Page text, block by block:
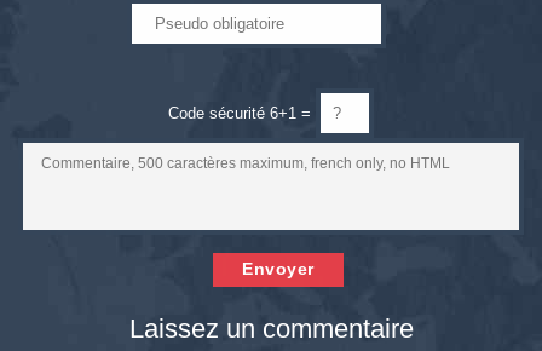
Code sécurité 6+1 =
Envoyer
Laissez un commentaire